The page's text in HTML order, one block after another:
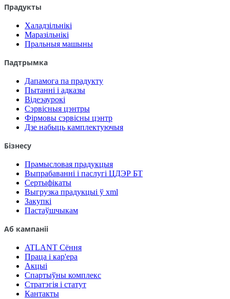
Прадукты
Халадзільнікі
Маразільнікі
Пральныя машыны
Падтрымка
Дапамога па прадукту
Пытанні і адказы
Відеэаурокі
Сэрвісныя цэнтры
Фірмовы сэрвісны цэнтр
Дзе набыць камплектуючыя
Бізнесу
Прамысловая прадукцыя
Выпрабаванні і паслугі ЦДЭР БТ
Сертыфікаты
Выгрузка прадукцыі ў xml
Закупкі
Пастаўшчыкам
Аб кампаніі
ATLANT Сёння
Праца і кар'ера
Акцыі
Спартыўны комплекс
Стратэгія і статут
Кантакты